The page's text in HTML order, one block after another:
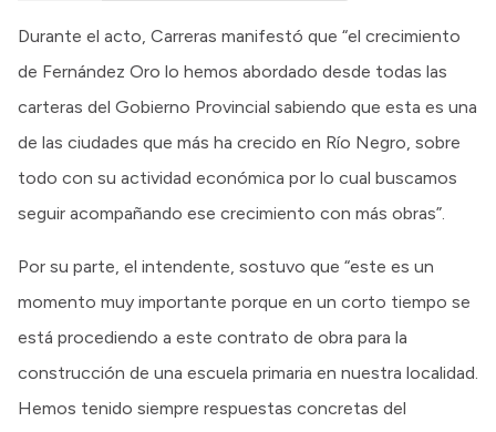
Durante el acto, Carreras manifestó que “el crecimiento
de Fernández Oro lo hemos abordado desde todas las
carteras del Gobierno Provincial sabiendo que esta es una
de las ciudades que más ha crecido en Río Negro, sobre
todo con su actividad económica por lo cual buscamos
seguir acompañando ese crecimiento con más obras”.
Por su parte, el intendente, sostuvo que “este es un
momento muy importante porque en un corto tiempo se
está procediendo a este contrato de obra para la
construcción de una escuela primaria en nuestra localidad.
Hemos tenido siempre respuestas concretas del